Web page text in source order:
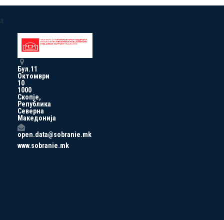
a
Бул.11
Октомври
10
1000
Скопје,
Република
Северна
Македонија
open.data@sobranie.mk
www.sobranie.mk